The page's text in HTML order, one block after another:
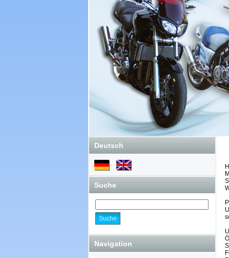
Deutsch
Suche
Navigation